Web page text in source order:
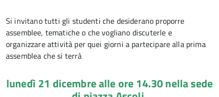
Si invitano tutti gli studenti che desiderano proporre
assemblee, tematiche o che vogliano discuterle e
organizzare attività per quei giorni a partecipare alla prima
assemblea che si terrà
lunedì 21 dicembre alle ore 14.30 nella sede